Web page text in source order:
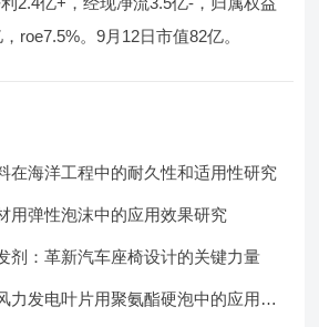
roe7.5%。9月12日市值82亿。
在海洋工程中的耐久性和适用性研究
用弹性泡沫中的应用效果研究
剂：革新汽车座椅设计的关键力量​
力发电叶片用聚氨酯硬泡中的应用实